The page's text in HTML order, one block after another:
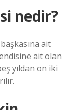
nedir?
ait
ait olan
yıldan on iki